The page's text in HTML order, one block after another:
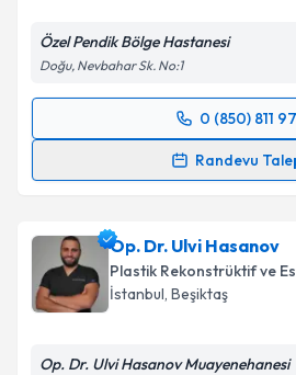
Özel Pendik Bölge Hastanesi
Doğu, Nevbahar Sk. No:1
0 (850) 811
Randevu
Randevu Takvimi Talebi
takvim hazırlandığında e-posta
E-posta Adresiniz
Op. Dr. Ulvi Hasanov
Plastik Rekonstrüktif ve
İstanbul, Beşiktaş
Op. Dr. Ulvi Hasanov Muayenehanesi